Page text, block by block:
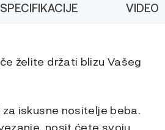
SPECIFIKACIJE VIDEO
želite držati blizu Vašeg
iskusne nositelje beba.
nosit ćete svoju